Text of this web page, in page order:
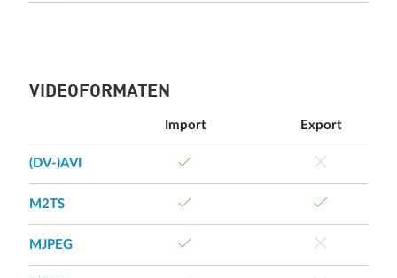
VIDEOFORMATEN
Import Export
(DV-)AVI
M2TS
MJPEG